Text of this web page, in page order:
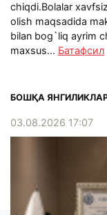
chiqdi.Bolalar
olish maqsadida
bilan bog`liq ayrim
maxsus... Батафсил
БОШҚА
03.08.2026 17:07